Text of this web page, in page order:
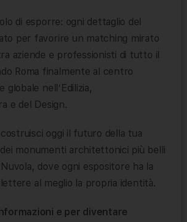
di esporre: ogni dettaglio del
per favorire un matching mirato
aziende e professionisti di tutto il
Roma finalmente al centro
globale nell’Edilizia,
e del Design.
oggi il futuro della tua
monumenti architettonici più belli
dove ogni espositore ha la
al meglio la propria identità.
e per diventare